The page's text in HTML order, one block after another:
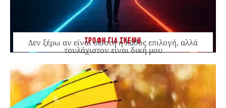
ΤΡΟΦΗ ΓΙΑ ΣΚΕΨΗ
Δεν ξέρω αν είναι σωστή ή λάθος επιλογή, αλλά
τουλάχιστον είναι δική μου